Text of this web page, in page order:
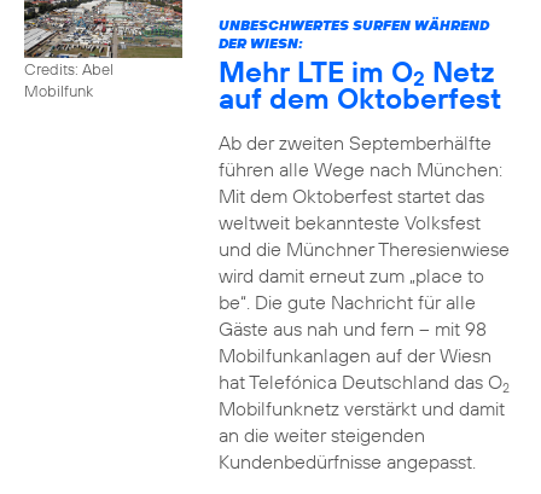
Credits: Abel
Mobilfunk
UNBESCHWERTES SURFEN WÄHREND
DER WIESN:
Mehr LTE im O2 Netz
auf dem Oktoberfest
Ab der zweiten Septemberhälfte
führen alle Wege nach München:
Mit dem Oktoberfest startet das
weltweit bekannteste Volksfest
und die Münchner Theresienwiese
wird damit erneut zum „place to
be“. Die gute Nachricht für alle
Gäste aus nah und fern – mit 98
Mobilfunkanlagen auf der Wiesn
hat Telefónica Deutschland das O2
Mobilfunknetz verstärkt und damit
an die weiter steigenden
Kundenbedürfnisse angepasst.